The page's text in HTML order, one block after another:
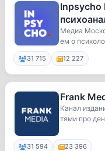
Inpsycho
Медиа
ем о
31 715 12 227
Frank
Канал
тями про
31 594 23 396